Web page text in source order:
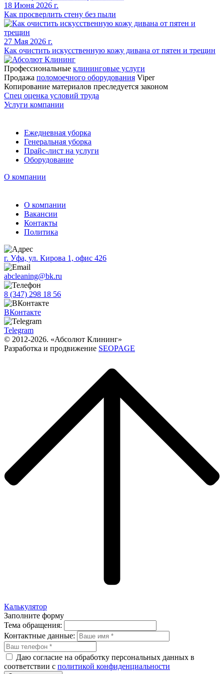
18 Июня 2026 г.
Как просверлить стену без пыли
27 Мая 2026 г.
Как очистить искусственную кожу дивана от пятен и трещин
Профессиональные клининговые услуги
Продажа поломоечного оборудования Viper
Копирование материалов преследуется законом
Спец оценка условий труда
Услуги компании
Ежедневная уборка
Генеральная уборка
Прайс-лист на услуги
Оборудование
О компании
О компании
Вакансии
Контакты
Политика
г. Уфа, ул. Кирова 1, офис 426
abcleaning@bk.ru
8 (347) 298 18 56
ВКонтакте
Telegram
© 2012-2026. «Абсолют Клининг»
Разработка и продвижение SEOPAGE
Калькулятор
Заполните форму
Тема обращения:
Контактные данные:
Даю согласие на обработку персональных данных в
соответствии с политикой конфиденциальности